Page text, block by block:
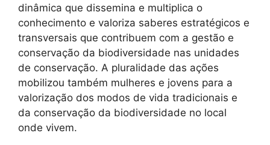
dinâmica que dissemina e multiplica o
conhecimento e valoriza saberes estratégicos e
transversais que contribuem com a gestão e
conservação da biodiversidade nas unidades
de conservação. A pluralidade das ações
mobilizou também mulheres e jovens para a
valorização dos modos de vida tradicionais e
da conservação da biodiversidade no local
onde vivem.